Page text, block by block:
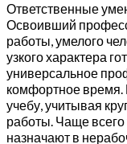
Ответственные
Освоивший
работы, умелого
узкого характера
универсальное
комфортное время.
учебу, учитывая
работы. Чаще
назначают в